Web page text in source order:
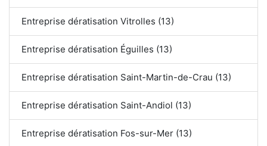
Entreprise dératisation Vitrolles (13)
Entreprise dératisation Éguilles (13)
Entreprise dératisation Saint-Martin-de-Crau (13)
Entreprise dératisation Saint-Andiol (13)
Entreprise dératisation Fos-sur-Mer (13)